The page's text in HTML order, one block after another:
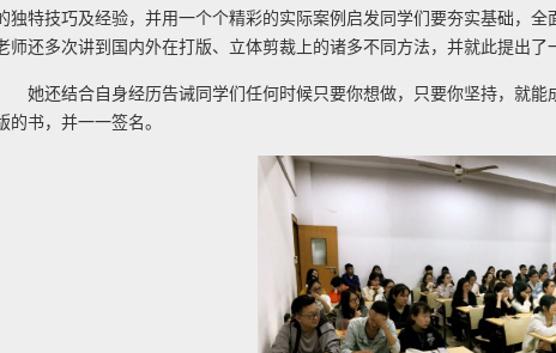
独特技巧及经验，并用一个个精彩的实际案例启发同学们要夯实基础，
师还多次讲到国内外在打版、立体剪裁上的诸多不同方法，并就此提出了
她还结合自身经历告诫同学们任何时候只要你想做，只要你坚持，就
的书，并一一签名。